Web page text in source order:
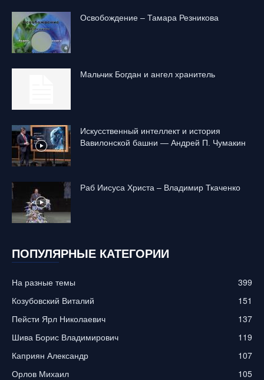
Освобождение – Тамара Резникова
Mальчик Богдан и ангел хранитель
Искусственный интеллект и история
Вавилонской башни — Андрей П. Чумакин
Раб Иисуса Христа – Владимир Ткаченко
ПОПУЛЯРНЫЕ КАТЕГОРИИ
На разные темы
399
Козубовский Виталий
151
Пейсти Ярл Николаевич
137
Шива Борис Владимирович
119
Каприян Александр
107
Орлов Михаил
105